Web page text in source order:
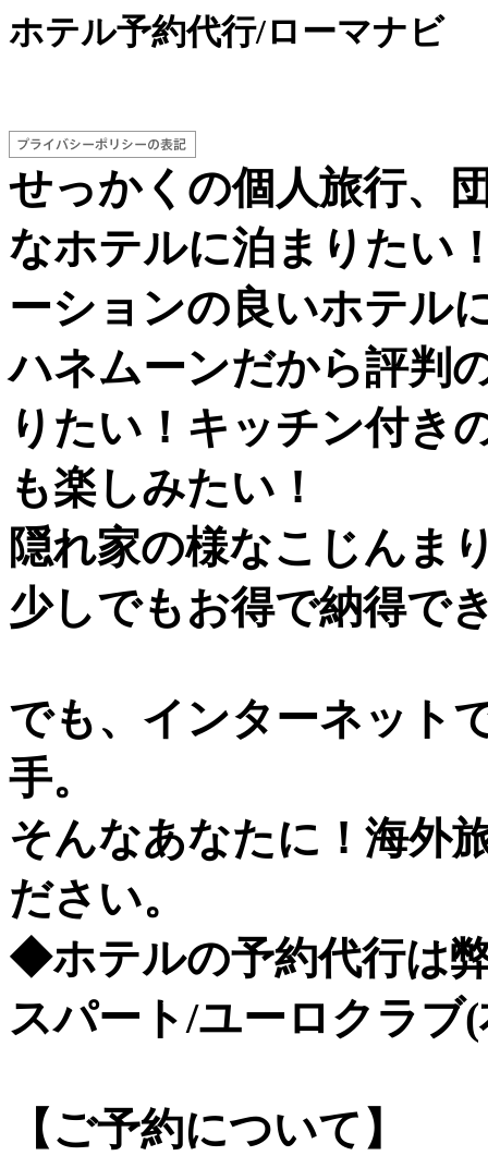
ホテル予約代行/ローマナビ
せっかくの個人旅行、
なホテルに泊まりたい
ーションの良いホテル
ハネムーンだから評判
りたい！キッチン付き
も楽しみたい！
隠れ家の様なこじんま
少しでもお得で納得で
でも、インターネット
手。
そんなあなたに！海外
ださい。
◆ホテルの予約代行は
スパート/ユーロクラブ
【ご予約について】